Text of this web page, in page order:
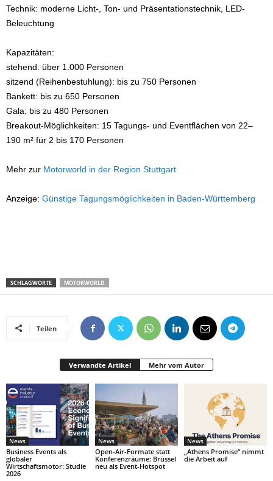
Technik: moderne Licht-, Ton- und Präsentationstechnik, LED-
Beleuchtung
Kapazitäten:
stehend: über 1.000 Personen
sitzend (Reihenbestuhlung): bis zu 750 Personen
Bankett: bis zu 650 Personen
Gala: bis zu 480 Personen
Breakout-Möglichkeiten: 15 Tagungs- und Eventflächen von 22–
190 m² für 2 bis 170 Personen
Mehr zur Motorworld in der Region Stuttgart
Anzeige: Günstige Tagungsmöglichkeiten in Baden-Württemberg
SCHLAGWORTE MOTORWORLD
Teilen
Verwandte Artikel Mehr vom Autor
News
Business Events als
globaler
Wirtschaftsmotor: Studie
2026
News
Open-Air-Formate statt
Konferenzräume: Brüssel
neu als Event-Hotspot
News
„Athens Promise“ nimmt
die Arbeit auf